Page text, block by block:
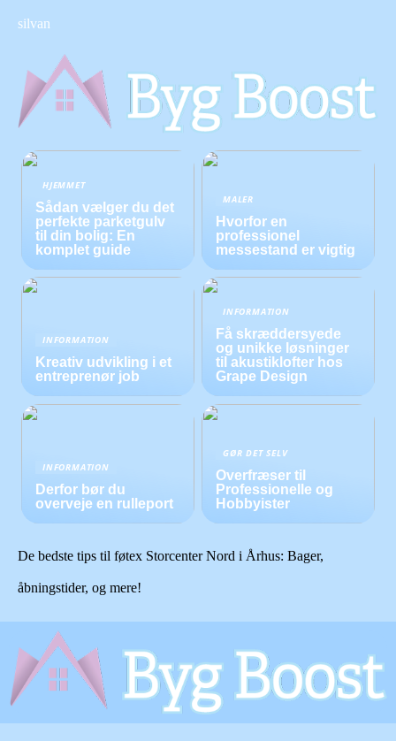
silvan
HJEMMET
Sådan vælger du det
perfekte parketgulv
til din bolig: En
komplet guide
MALER
Hvorfor en
professionel
messestand er vigtig
INFORMATION
Kreativ udvikling i et
entreprenør job
INFORMATION
Få skræddersyede
og unikke løsninger
til akustiklofter hos
Grape Design
INFORMATION
Derfor bør du
overveje en rulleport
GØR DET SELV
Overfræser til
Professionelle og
Hobbyister
De bedste tips til føtex Storcenter Nord i Århus: Bager,
åbningstider, og mere!